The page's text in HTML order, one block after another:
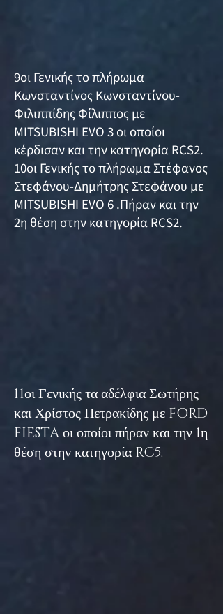
9οι Γενικής το πλήρωμα
Κωνσταντίνος Κωνσταντίνου-
Φιλιππίδης Φίλιππος με
MITSUBISHI EVO 3 οι οποίοι
κέρδισαν και την κατηγορία RCS2.
10οι Γενικής το πλήρωμα Στέφανος
Στεφάνου-Δημήτρης Στεφάνου με
MITSUBISHI EVO 6 .Πήραν και την
2η θέση στην κατηγορία RCS2.
11οι Γενικής τα αδέλφια Σωτήρης
και Χρίστος Πετρακίδης με FORD
FIESTA οι οποίοι πήραν και την 1η
θέση στην κατηγορία RC5.